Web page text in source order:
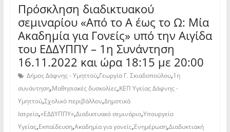
Πρόσκληση διαδικτυακού
σεμιναρίου «Από το Α έως το Ω: Μία
Ακαδημία για Γονείς» υπό την Αιγίδα
του ΕΔΔΥΠΠΥ – 1η Συνάντηση
16.11.2022 και ώρα 18:15 με 20:00
Δήμος Δάφνης - Υμηττού,Γεωργία Γ. Σκιαδοπούλου,1η
συνάντηση,Μαθησιακές δυσκολίες,ΚΕΠ Υγείας Δάφνης -
Υμηττού,Σχολικό περιβάλλον,Δημοτικά
Ιατρεία,«ΕΔΔΥΠΠΥ»,Διαδικτυακό σεμινάριο,Υπουργείο
Υγείας,Εκπαίδευση,Ακαδημία για γονείς,Ενημέρωση,Διαδυκτιακή